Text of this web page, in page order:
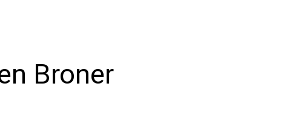
Broner